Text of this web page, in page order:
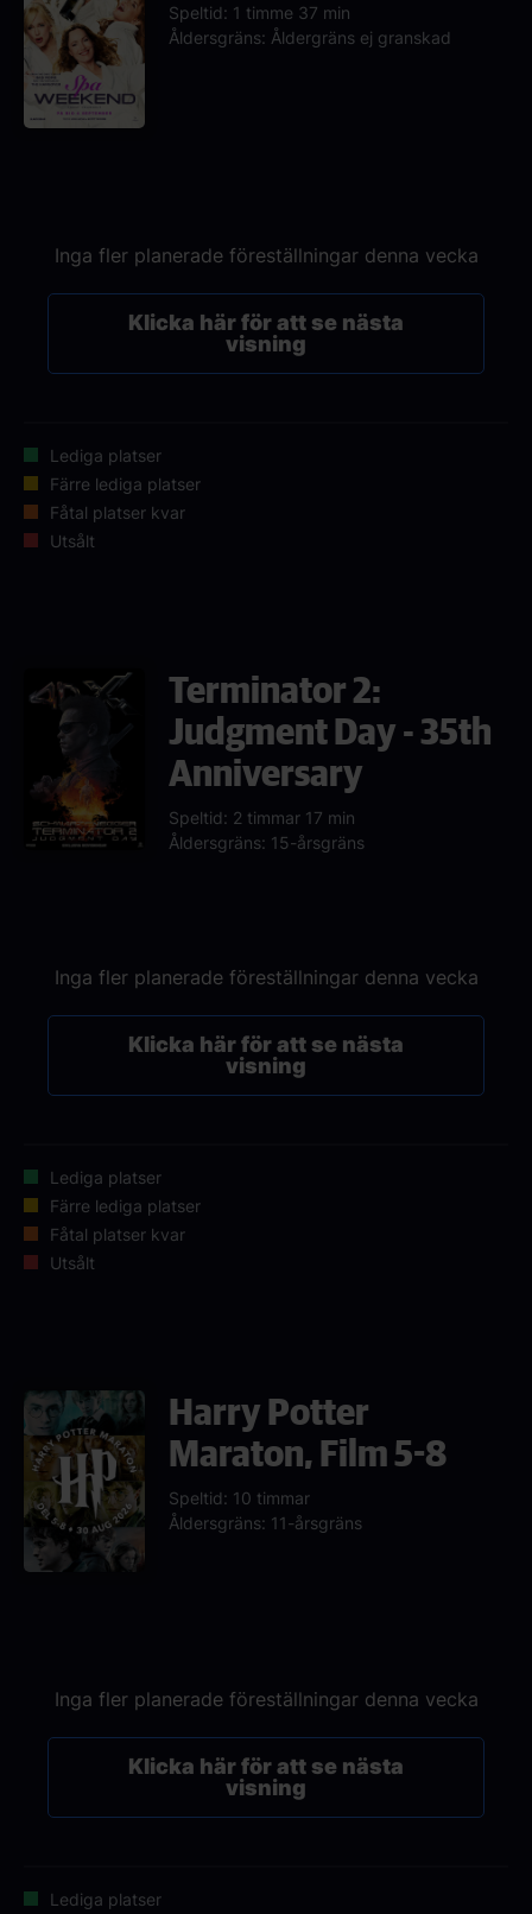
Speltid: 1 timme 37 min
Åldersgräns: Åldergräns ej granskad
Inga fler planerade föreställningar denna vecka
Klicka här för att se nästa
visning
Lediga platser
Färre lediga platser
Fåtal platser kvar
Utsålt
Terminator 2:
Judgment Day - 35th
Anniversary
Speltid: 2 timmar 17 min
Åldersgräns: 15-årsgräns
Inga fler planerade föreställningar denna vecka
Klicka här för att se nästa
visning
Lediga platser
Färre lediga platser
Fåtal platser kvar
Utsålt
Harry Potter
Maraton, Film 5-8
Speltid: 10 timmar
Åldersgräns: 11-årsgräns
Inga fler planerade föreställningar denna vecka
Klicka här för att se nästa
visning
Lediga platser